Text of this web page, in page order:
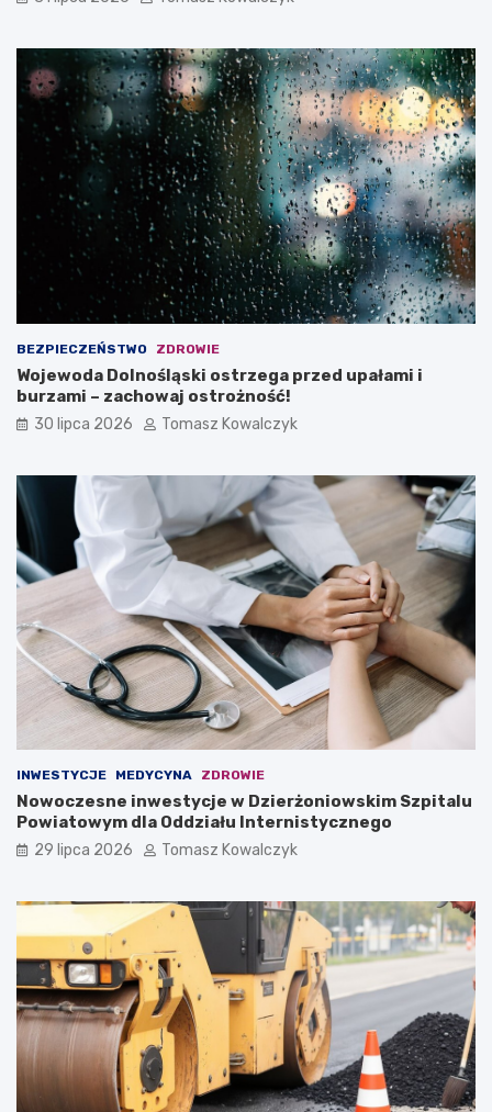
BEZPIECZEŃSTWO ZDROWIE
Wojewoda Dolnośląski ostrzega przed upałami i
burzami – zachowaj ostrożność!
30 lipca 2026 Tomasz Kowalczyk
INWESTYCJE MEDYCYNA ZDROWIE
Nowoczesne inwestycje w Dzierżoniowskim Szpitalu
Powiatowym dla Oddziału Internistycznego
29 lipca 2026 Tomasz Kowalczyk